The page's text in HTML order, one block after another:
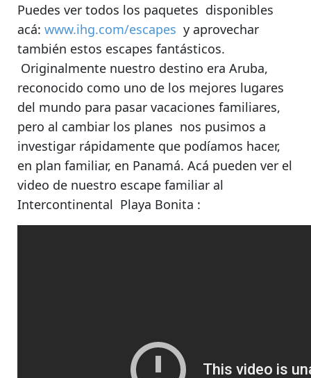
Puedes ver todos los paquetes disponibles
acá: www.ihg.com/escapes y aprovechar
también estos escapes fantásticos.
Originalmente nuestro destino era Aruba,
reconocido como uno de los mejores lugares
del mundo para pasar vacaciones familiares,
pero al cambiar los planes nos pusimos a
investigar rápidamente que podíamos hacer,
en plan familiar, en Panamá. Acá pueden ver el
video de nuestro escape familiar al
Intercontinental Playa Bonita :